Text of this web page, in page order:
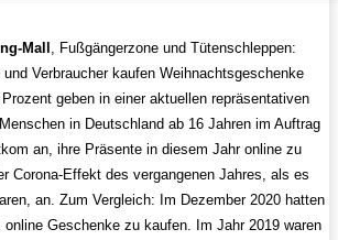
Mall , Fußgängerzone und Tütenschleppen:
Verbraucher kaufen Weihnachtsgeschenke
geben in einer aktuellen repräsentativen
in Deutschland ab 16 Jahren im Auftrag
an, ihre Präsente in diesem Jahr online zu
Corona-Effekt des vergangenen Jahres, als es
an. Zum Vergleich: Im Dezember 2020 hatten
online Geschenke zu kaufen. Im Jahr 2019 waren